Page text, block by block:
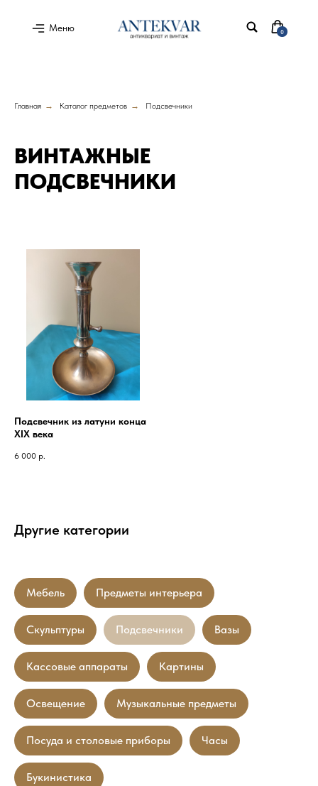
Меню 0
Главная → Каталог предметов → Подсвечники
ВИНТАЖНЫЕ
ПОДСВЕЧНИКИ
Подсвечник из латуни конца
XIX века
6 000 р.
Другие категории
Мебель Предметы интерьера
Скульптуры Подсвечники Вазы
Кассовые аппараты Картины
Освещение Музыкальные предметы
Посуда и столовые приборы Часы
Букинистика